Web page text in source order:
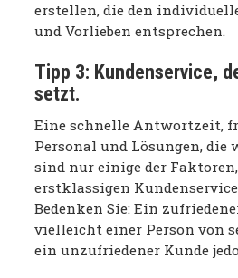
erstellen, die den
und Vorlieben entsprechen.
Tipp 3: Kundenservice,
setzt.
Eine schnelle Antwortzeit,
Personal und Lösungen,
sind nur einige der
erstklassigen
Bedenken Sie: Ein
vielleicht einer Person von
ein unzufriedener Kunde